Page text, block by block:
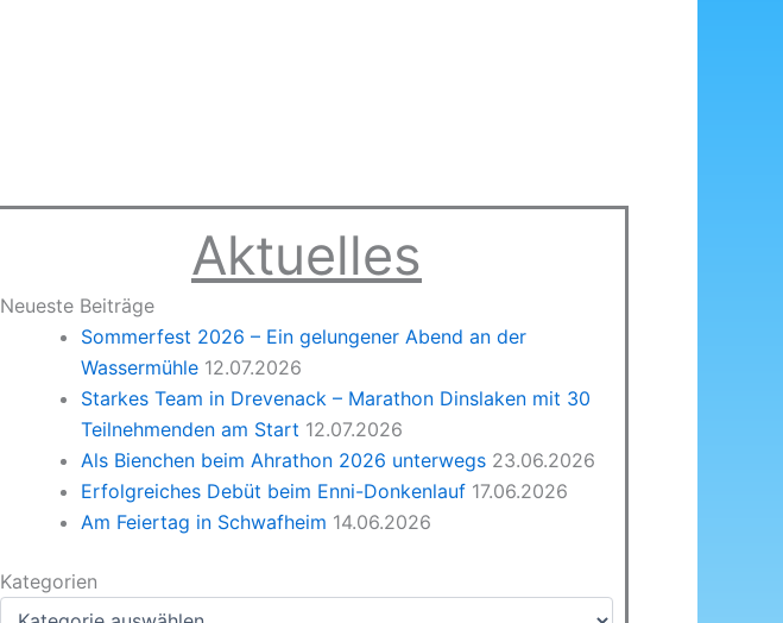
Aktuelles
Neueste Beiträge
Sommerfest 2026 – Ein gelungener Abend an der
Wassermühle 12.07.2026
Starkes Team in Drevenack – Marathon Dinslaken mit 30
Teilnehmenden am Start 12.07.2026
Als Bienchen beim Ahrathon 2026 unterwegs 23.06.2026
Erfolgreiches Debüt beim Enni-Donkenlauf 17.06.2026
Am Feiertag in Schwafheim 14.06.2026
Kategorien
Kategorien